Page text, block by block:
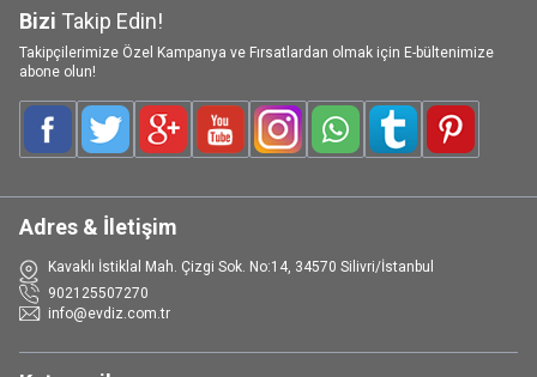
Bizi Takip Edin!
Takipçilerimize Özel Kampanya ve Fırsatlardan olmak için E-bültenimize
abone olun!
FacebookTwitterGoogle-PlusYoutubeInstagramWhatsAppTumblrPinterest
Adres & İletişim
Kavaklı İstiklal Mah. Çizgi Sok. No:14, 34570 Silivri/İstanbul
902125507270
info@evdiz.com.tr